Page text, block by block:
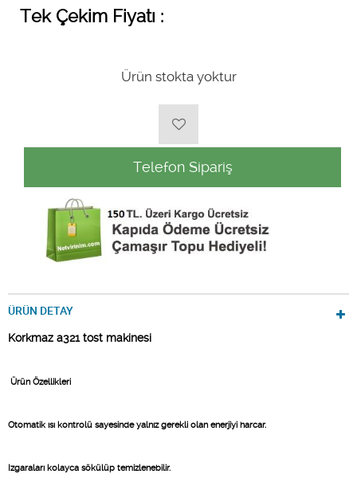
Tek Çekim Fiyatı :
Ürün stokta yoktur
Telefon Sipariş
ÜRÜN DETAY
Korkmaz a321 tost makinesi
Ürün Özellikleri
Otomatik ısı kontrolü sayesinde yalnız gerekli olan enerjiyi harcar.
Izgaraları kolayca sökülüp temizlenebilir.